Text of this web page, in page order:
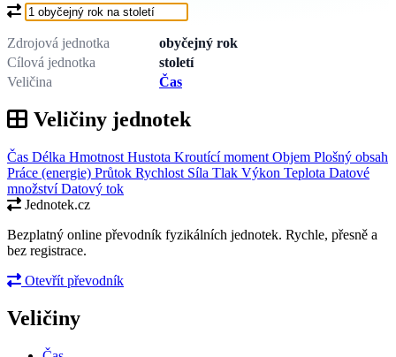
Co chcete převést?
Zdrojová jednotka
obyčejný rok
Cílová jednotka
století
Veličina
Čas
Veličiny jednotek
Čas Délka Hmotnost Hustota Kroutící moment Objem Plošný obsah
Práce (energie) Průtok Rychlost Síla Tlak Výkon Teplota Datové
množstvíDatový tok
Jednotek.cz
Bezplatný online převodník fyzikálních jednotek. Rychle, přesně a
bez registrace.
Otevřít převodník
Veličiny